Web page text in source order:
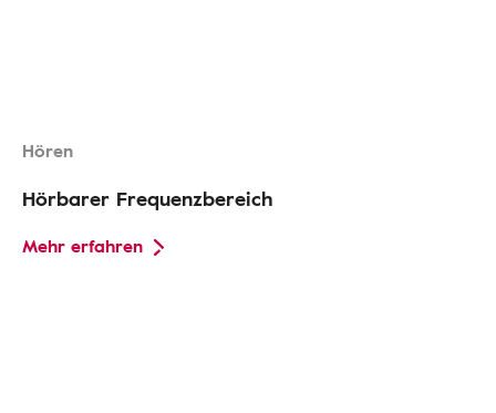
Hören
Hörbarer Frequenzbereich
Mehr erfahren